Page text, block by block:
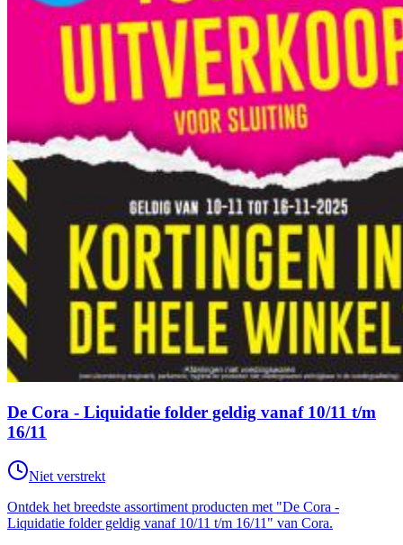
De Cora - Liquidatie folder geldig vanaf 10/11 t/m
16/11
Niet verstrekt
Ontdek het breedste assortiment producten met "De Cora -
Liquidatie folder geldig vanaf 10/11 t/m 16/11" van Cora.